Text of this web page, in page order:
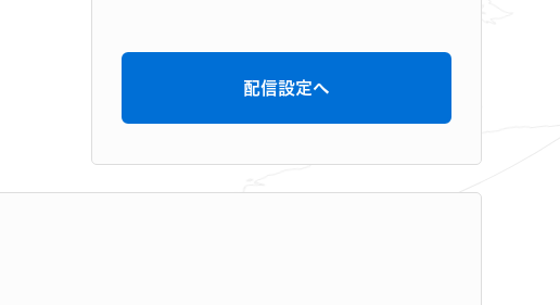
配信設定へ